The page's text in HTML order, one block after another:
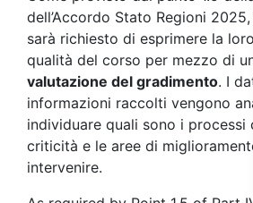
dell’Accordo Stato Regioni 2025,
sarà richiesto di esprimere la
qualità del corso per mezzo di
valutazione del gradimento. I
informazioni raccolti vengono
individuare quali sono i processi
criticità e le aree di
intervenire.